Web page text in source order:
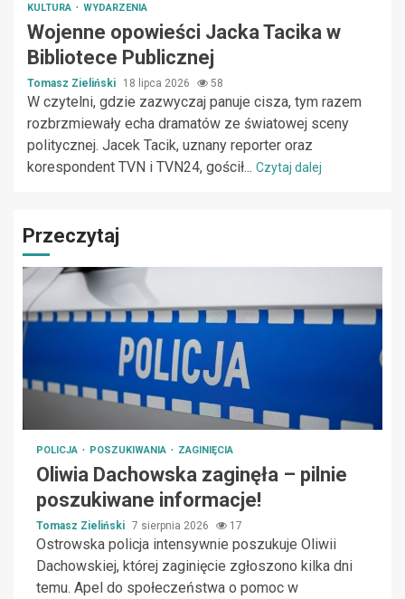
KULTURA WYDARZENIA
Wojenne opowieści Jacka Tacika w
Bibliotece Publicznej
Tomasz Zieliński 18 lipca 2026 58
W czytelni, gdzie zazwyczaj panuje cisza, tym razem
rozbrzmiewały echa dramatów ze światowej sceny
politycznej. Jacek Tacik, uznany reporter oraz
korespondent TVN i TVN24, gościł... Czytaj dalej
Przeczytaj
POLICJA POSZUKIWANIA ZAGINIĘCIA
Oliwia Dachowska zaginęła – pilnie
poszukiwane informacje!
Tomasz Zieliński 7 sierpnia 2026 17
Ostrowska policja intensywnie poszukuje Oliwii
Dachowskiej, której zaginięcie zgłoszono kilka dni
temu. Apel do społeczeństwa o pomoc w